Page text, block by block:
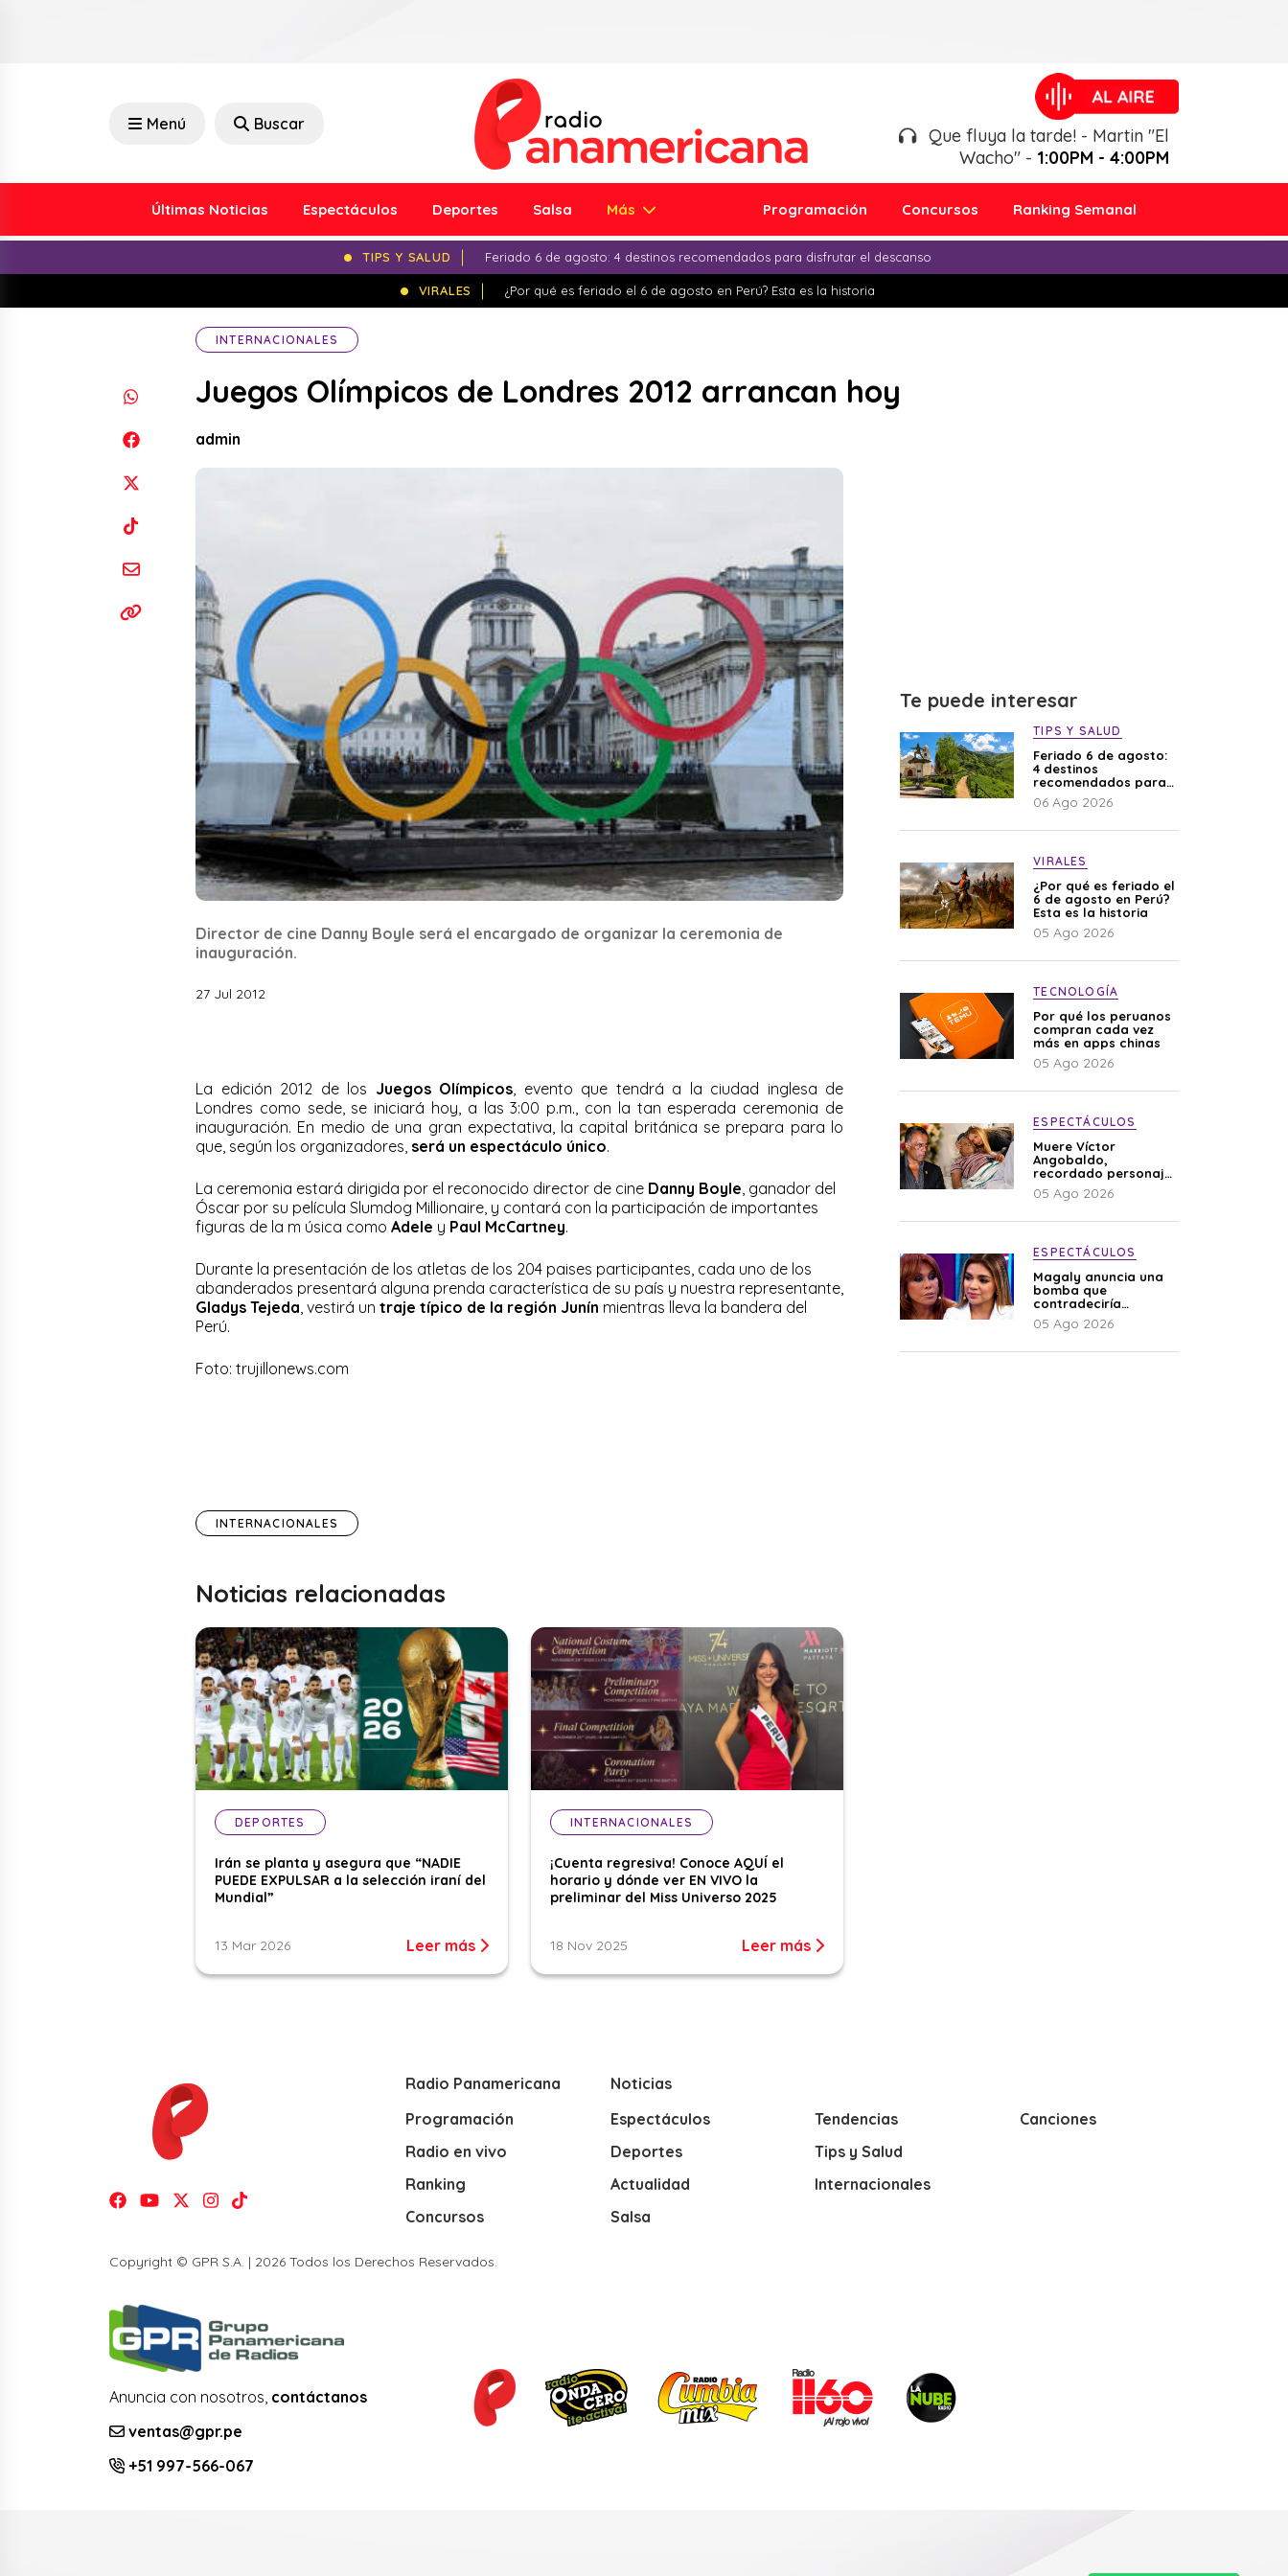
Menú Buscar
Que fluya la tarde! - Martin "El
Wacho" - 1:00PM - 4:00PM
Últimas Noticias Espectáculos Deportes Salsa Más Programación Concursos Ranking Semanal
TIPS Y SALUD Feriado 6 de agosto: 4 destinos recomendados para disfrutar el descanso
VIRALES ¿Por qué es feriado el 6 de agosto en Perú? Esta es la historia
INTERNACIONALES
Juegos Olímpicos de Londres 2012 arrancan hoy
admin
Director de cine Danny Boyle será el encargado de organizar la ceremonia de
inauguración.
27 Jul 2012
La edición 2012 de los Juegos Olímpicos , evento que tendrá a la ciudad inglesa de
Londres como sede, se iniciará hoy, a las 3:00 p.m., con la tan esperada ceremonia de
inauguración. En medio de una gran expectativa, la capital británica se prepara para lo
que, según los organizadores, será un espectáculo único.
La ceremonia estará dirigida por el reconocido director de cine Danny Boyle , ganador del
Óscar por su película Slumdog Millionaire, y contará con la participación de importantes
figuras de la m úsica como Adele y Paul McCartney.
Durante la presentación de los atletas de los 204 paises participantes, cada uno de los
abanderados presentará alguna prenda característica de su país y nuestra representante,
Gladys Tejeda , vestirá un traje típico de la región Junín mientras lleva la bandera del
Perú.
Foto: trujillonews.com
INTERNACIONALES
Noticias relacionadas
DEPORTES
Irán se planta y asegura que “NADIE
PUEDE EXPULSAR a la selección iraní del
Mundial”
13 Mar 2026 Leer más
INTERNACIONALES
¡Cuenta regresiva! Conoce AQUÍ el
horario y dónde ver EN VIVO la
preliminar del Miss Universo 2025
18 Nov 2025 Leer más
Te puede interesar
TIPS Y SALUD
Feriado 6 de agosto:
4 destinos
recomendados para
disfrutar el descanso
06 Ago 2026
VIRALES
¿Por qué es feriado el
6 de agosto en Perú?
Esta es la historia
05 Ago 2026
TECNOLOGÍA
Por qué los peruanos
compran cada vez
más en apps chinas
05 Ago 2026
ESPECTÁCULOS
Muere Víctor
Angobaldo,
recordado personaje
de la farándula y
expareja de Shirley
05 Ago 2026
ESPECTÁCULOS
Magaly anuncia una
bomba que
contradeciría
comunicado de La
Bella Luz: “Hay un
05 Ago 2026
Radio Panamericana
Programación
Radio en vivo
Ranking
Concursos
Noticias
Espectáculos
Deportes
Actualidad
Salsa
Tendencias
Tips y Salud
Internacionales
Canciones
Copyright © GPR S.A. | 2026 Todos los Derechos Reservados.
Anuncia con nosotros, contáctanos
ventas@gpr.pe
+51 997-566-067